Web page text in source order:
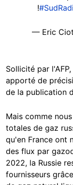
!
— Eric
Sollicité par
apporté de
de la publication
Mais comme
totales de gaz
qu'en France ont
des flux par
2022, la Russie
fournisseurs